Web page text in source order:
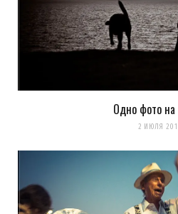
Сохранить моё имя, email и адрес
Уведомить меня о новых
Уведомлять меня о новых
Одно фото на
2 ИЮЛЯ